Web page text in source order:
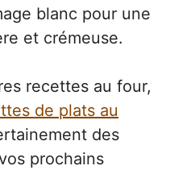
blanc pour une
et crémeuse.
recettes au four,
de plats au
des
prochains